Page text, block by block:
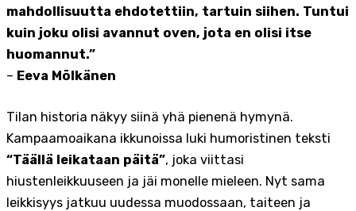
mahdollisuutta ehdotettiin, tartuin siihen. Tuntui
kuin joku olisi avannut oven, jota en olisi itse
huomannut.”
– Eeva Mölkänen
Tilan historia näkyy siinä yhä pienenä hymynä.
Kampaamoaikana ikkunoissa luki humoristinen teksti
“Täällä leikataan päitä”, joka viittasi
hiustenleikkuuseen ja jäi monelle mieleen. Nyt sama
leikkisyys jatkuu uudessa muodossaan, taiteen ja